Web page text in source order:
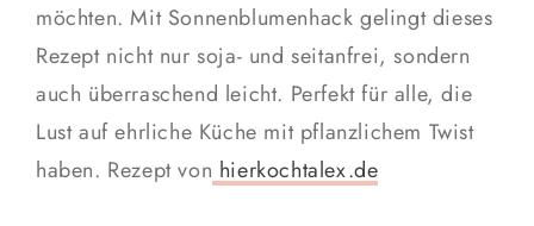
möchten. Mit Sonnenblumenhack gelingt dieses
Rezept nicht nur soja- und seitanfrei, sondern
auch überraschend leicht. Perfekt für alle, die
Lust auf ehrliche Küche mit pflanzlichem Twist
haben. Rezept von hierkochtalex.de